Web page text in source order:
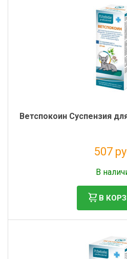
Ветспокоин Суспензия
507
В
В